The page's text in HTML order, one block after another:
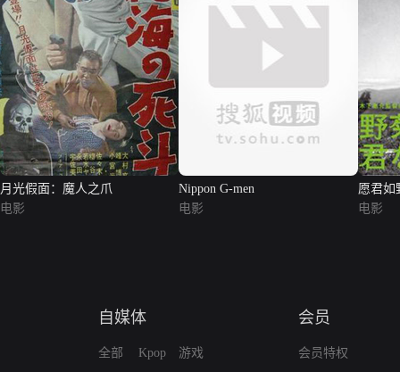
月光假面：魔人之爪
电影
Nippon G-men
电影
愿君如
电影
自媒体
全部
Kpop
游戏
会员
会员特权